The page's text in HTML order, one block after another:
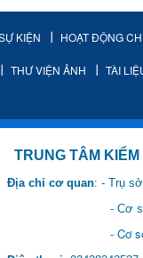
KIỆN HOẠT ĐỘNG
THƯ VIỆN ẢNH TÀI
KIỂM SOÁT
Địa chỉ cơ quan: - Trụ
Khu Hành
Số 1 Ngõ 2